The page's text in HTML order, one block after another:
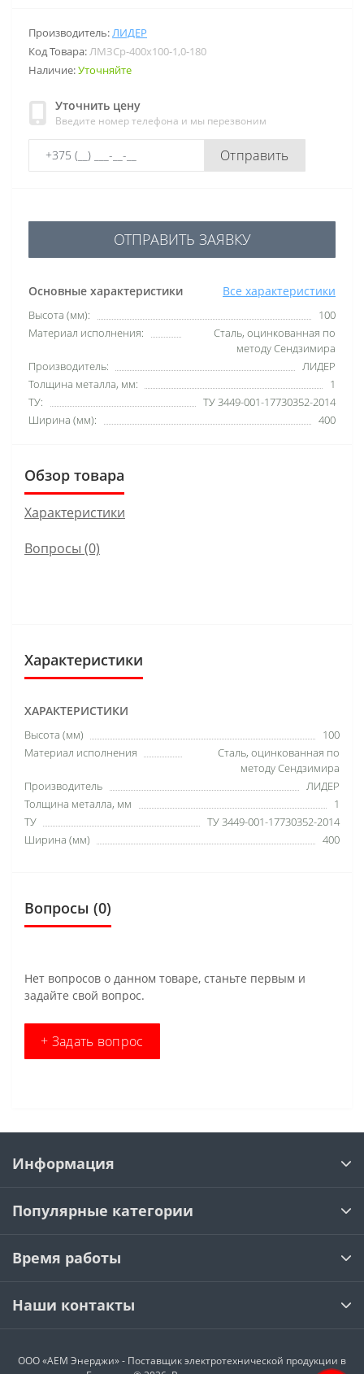
Производитель:ЛИДЕР
Код Товара:ЛМЗСр-400х100-1,0-180
Наличие:Уточняйте
Уточнить цену
Введите номер телефона и мы перезвоним
Отправить
Основные характеристики Все характеристики
Высота (мм):
100
Материал исполнения:
Сталь, оцинкованная по
методу Сендзимира
Производитель:
ЛИДЕР
Толщина металла, мм:
1
ТУ:
ТУ 3449-001-17730352-2014
Ширина (мм):
400
ОТПРАВИТЬ ЗАЯВКУ
Обзор товара
Характеристики
Вопросы (0)
Характеристики
ХАРАКТЕРИСТИКИ
Высота (мм)
100
Материал исполнения
Сталь, оцинкованная по
методу Сендзимира
Производитель
ЛИДЕР
Толщина металла, мм
1
ТУ
ТУ 3449-001-17730352-2014
Ширина (мм)
400
Вопросы (0)
Нет вопросов о данном товаре, станьте первым и
задайте свой вопрос.
+ Задать вопрос
Информация
Популярные категории
Время работы
Наши контакты
ООО «АЕМ Энерджи» - Поставщик электротехнической продукции в